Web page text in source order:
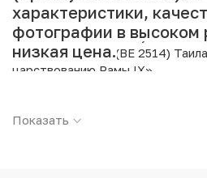
характеристики,
фотографии в высоком
низкая цена.
Интернет магазин «Нумизмат»
10 бат 1971 года (BE 2514)
царствованию Рамы IX».
Показать